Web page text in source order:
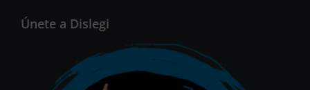
Únete a Dislegi